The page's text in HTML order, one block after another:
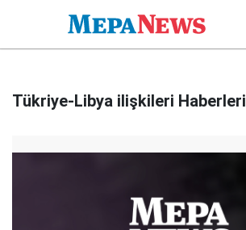
Tükriye-Libya ilişkileri Haberleri